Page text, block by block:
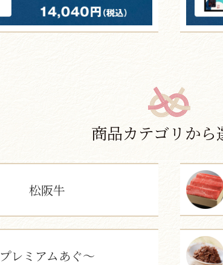
商品カテゴリから
松阪牛
プレミアムあぐ～